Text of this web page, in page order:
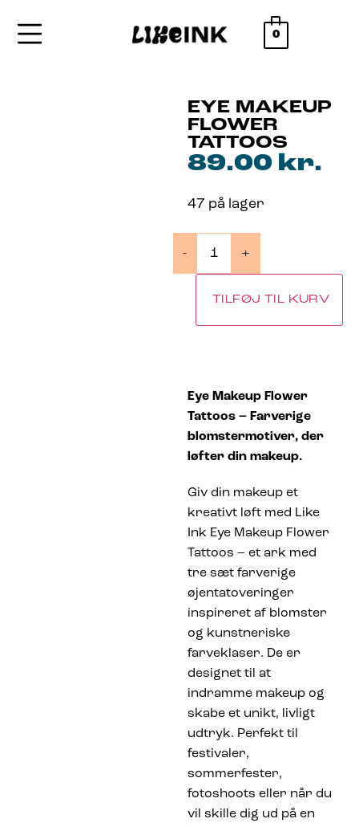
0
EYE MAKEUP
FLOWER
TATTOOS
89.00 kr.
47 på lager
- +
TILFØJ TIL KURV
Eye Makeup Flower
Tattoos – Farverige
blomstermotiver, der
løfter din makeup.
Giv din makeup et
kreativt løft med Like
Ink Eye Makeup Flower
Tattoos – et ark med
tre sæt farverige
øjentatoveringer
inspireret af blomster
og kunstneriske
farveklaser. De er
designet til at
indramme makeup og
skabe et unikt, livligt
udtryk. Perfekt til
festivaler,
sommerfester,
fotoshoots eller når du
vil skille dig ud på en